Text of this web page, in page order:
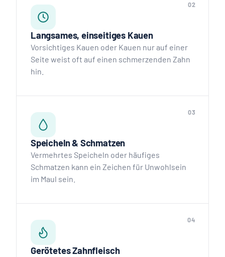
02
Langsames, einseitiges Kauen
Vorsichtiges Kauen oder Kauen nur auf einer
Seite weist oft auf einen schmerzenden Zahn
hin.
03
Speicheln & Schmatzen
Vermehrtes Speicheln oder häufiges
Schmatzen kann ein Zeichen für Unwohlsein
im Maul sein.
04
Gerötetes Zahnfleisch